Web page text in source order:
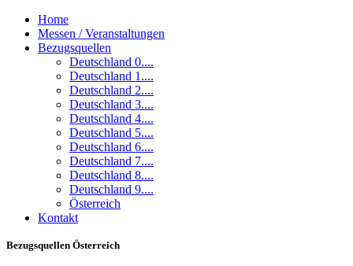
Home
Messen / Veranstaltungen
Bezugsquellen
Deutschland 0....
Deutschland 1....
Deutschland 2....
Deutschland 3....
Deutschland 4....
Deutschland 5....
Deutschland 6....
Deutschland 7....
Deutschland 8....
Deutschland 9....
Österreich
Kontakt
Bezugsquellen Österreich